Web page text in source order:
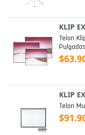
KLIP
Telon Klip Xtreme
KLIP